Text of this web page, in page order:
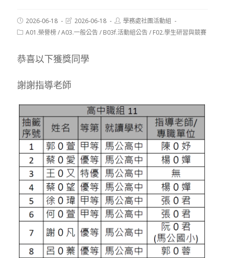
Post
published:
2026-06-18
Post
modified:
2026-06-18
Post
author:
學務處社團活動組
PostA01.榮譽榜/A03.一般公告/ B03f.活動組公告/ F02.學生研習與競賽
恭喜以下獲獎同學
謝謝指導老師